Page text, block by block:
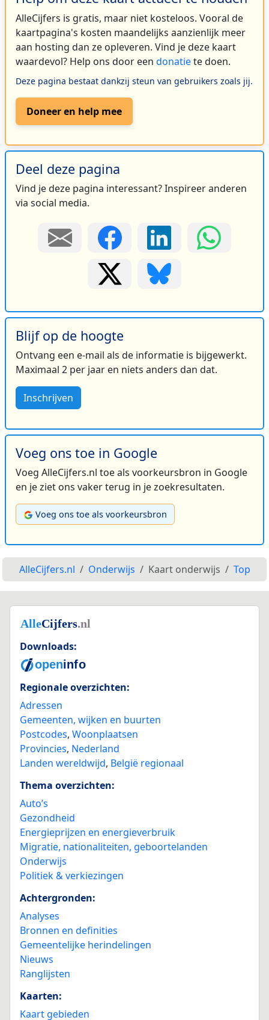
AlleCijfers is gratis, maar niet kosteloos. Vooral de
kaartpagina's kosten maandelijks aanzienlijk meer
aan hosting dan ze opleveren. Vind je deze kaart
waardevol? Help ons door een donatiete doen.
Deze pagina bestaat dankzij steun van gebruikers zoals jij.
Doneer en help mee
Deel deze pagina
Vind je deze pagina interessant? Inspireer anderen
via social media.
Blijf op de hoogte
Ontvang een e-mail als de informatie is bijgewerkt.
Maximaal 2 per jaar en niets anders dan dat.
Inschrijven
Voeg ons toe in Google
Voeg AlleCijfers.nl toe als voorkeursbron in Google
en je ziet ons vaker terug in je zoekresultaten.
Voeg ons toe als voorkeursbron
AlleCijfers.nl Onderwijs Kaart onderwijs Top
Downloads:
Regionale overzichten:
Adressen
Gemeenten, wijken en buurten
Postcodes, Woonplaatsen
Provincies, Nederland
Landen wereldwijd, België regionaal
Thema overzichten:
Auto’s
Gezondheid
Energieprijzen en energieverbruik
Migratie, nationaliteiten, geboortelanden
Onderwijs
Politiek & verkiezingen
Achtergronden:
Analyses
Bronnen en definities
Gemeentelijke herindelingen
Nieuws
Ranglijsten
Kaarten:
Kaart gebieden